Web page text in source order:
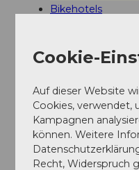
Bikehotels
Bike wash
Autor:in
Engelberg - Titlis
Organisation
Cookie-
Auf dieser Website
Cookies, verwendet,
Kampagnen
können. Weitere
Recht, Widerspruch